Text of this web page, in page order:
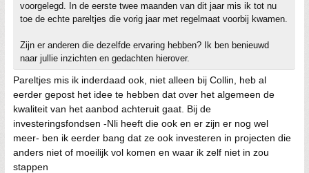
voorgelegd. In de eerste twee maanden van dit jaar mis ik tot nu
toe de echte pareltjes die vorig jaar met regelmaat voorbij kwamen.
Zijn er anderen die dezelfde ervaring hebben? Ik ben benieuwd
naar jullie inzichten en gedachten hierover.
Pareltjes mis ik inderdaad ook, niet alleen bij Collin, heb al
eerder gepost het idee te hebben dat over het algemeen de
kwaliteit van het aanbod achteruit gaat. Bij de
investeringsfondsen -Nli heeft die ook en er zijn er nog wel
meer- ben ik eerder bang dat ze ook investeren in projecten die
anders niet of moeilijk vol komen en waar ik zelf niet in zou
stappen